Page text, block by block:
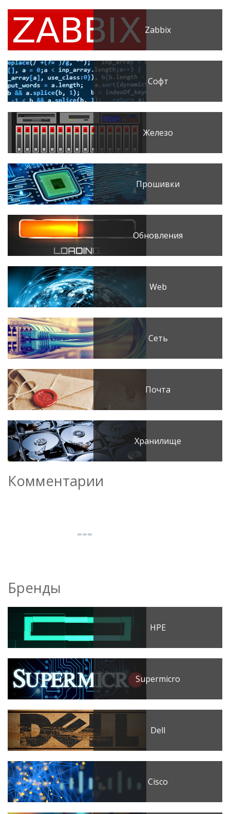
Zabbix
Софт
Железо
Прошивки
Обновления
Web
Сеть
Почта
Хранилище
Комментарии
Бренды
HPE
Supermicro
Dell
Cisco